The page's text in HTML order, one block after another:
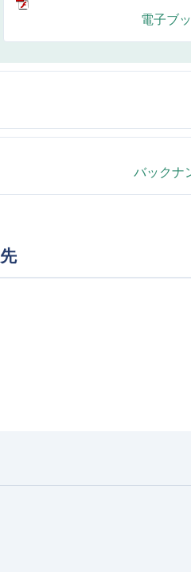
電子ブ
バックナ